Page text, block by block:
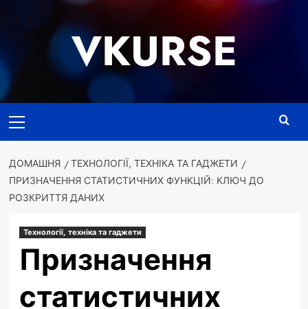
VKURSE
меню
ДОМАШНЯ
ТЕХНОЛОГІЇ, ТЕХНІКА ТА ГАДЖЕТИ
ПРИЗНАЧЕННЯ СТАТИСТИЧНИХ ФУНКЦІЙ: КЛЮЧ ДО
РОЗКРИТТЯ ДАНИХ
Технології, техніка та гаджети
Призначення
статистичних